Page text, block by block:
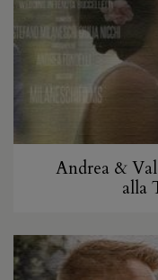
Andrea &
alla